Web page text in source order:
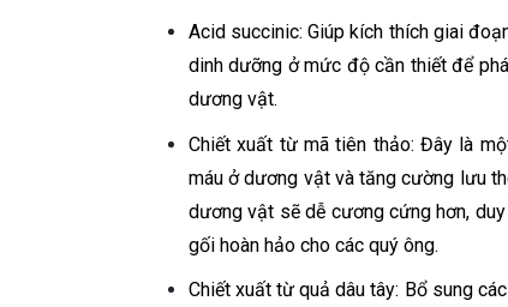
Acid succinic: Giúp kích thích giai
dinh dưỡng ở mức độ cần thiết để
dương vật.
Chiết xuất từ mã tiên thảo: Đây là
máu ở dương vật và tăng cường lưu
dương vật sẽ dễ cương cứng hơn,
gối hoàn hảo cho các quý ông.
Chiết xuất từ quả dâu tây: Bổ sung